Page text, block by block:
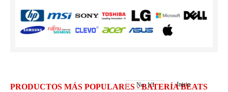
PRODUCTOS MÁS POPULARES - BATERÍA BEATS
No.1/1 Inicio